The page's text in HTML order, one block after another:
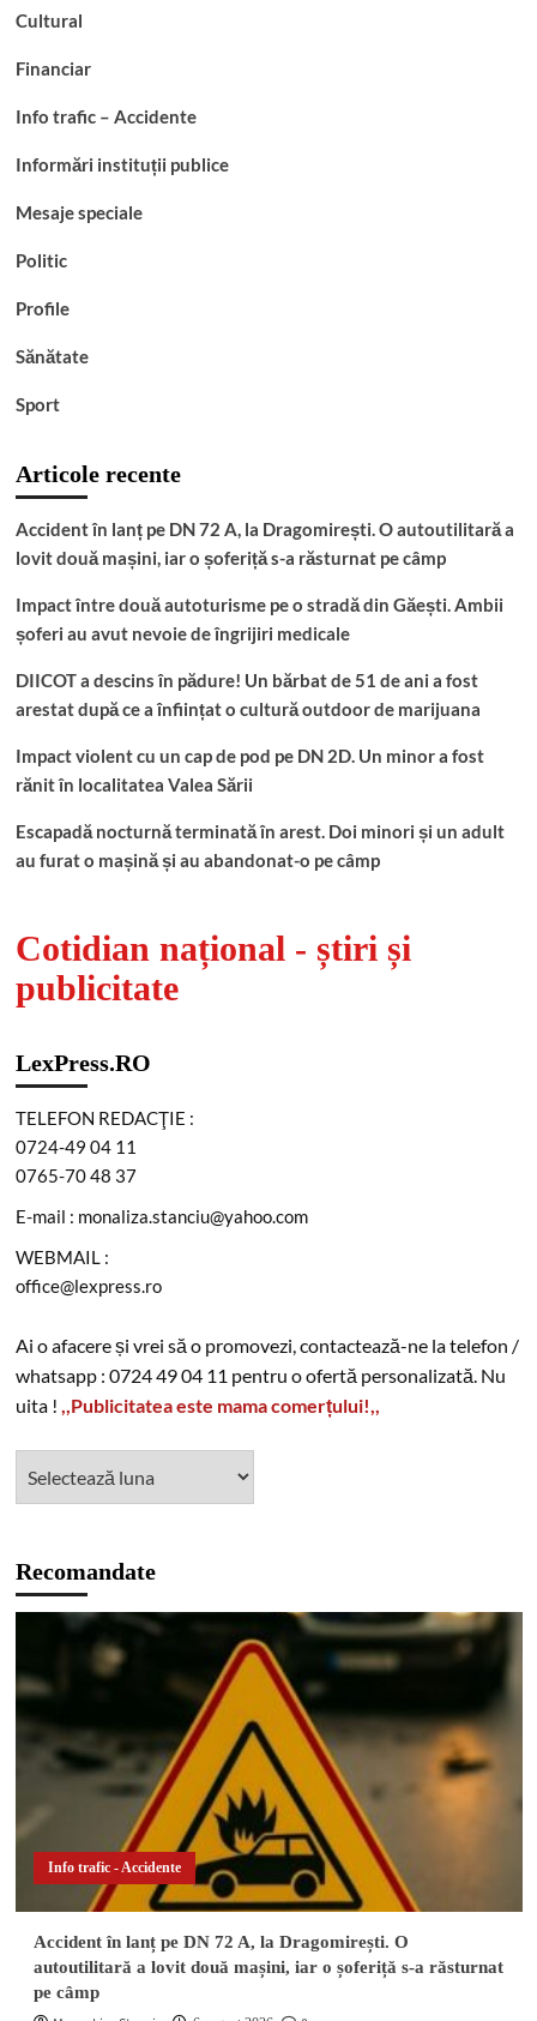
Cultural
Financiar
Info trafic – Accidente
Informări instituții publice
Mesaje speciale
Politic
Profile
Sănătate
Sport
Articole recente
Accident în lanț pe DN 72 A, la Dragomirești. O autoutilitară a
lovit două mașini, iar o șoferiță s-a răsturnat pe câmp
Impact între două autoturisme pe o stradă din Găești. Ambii
șoferi au avut nevoie de îngrijiri medicale
DIICOT a descins în pădure! Un bărbat de 51 de ani a fost
arestat după ce a înființat o cultură outdoor de marijuana
Impact violent cu un cap de pod pe DN 2D. Un minor a fost
rănit în localitatea Valea Sării
Escapadă nocturnă terminată în arest. Doi minori și un adult
au furat o mașină și au abandonat-o pe câmp
Cotidian național - știri și
publicitate
LexPress.RO
TELEFON REDACŢIE :
0724-49 04 11
0765-70 48 37
E-mail : monaliza.stanciu@yahoo.com
WEBMAIL :
office@lexpress.ro
Ai o afacere și vrei să o promovezi, contactează-ne la telefon /
whatsapp : 0724 49 04 11 pentru o ofertă personalizată. Nu
uita ! ,,Publicitatea este mama comerțului!,,
Recomandate
Info trafic - Accidente
Accident în lanț pe DN 72 A, la Dragomirești. O
autoutilitară a lovit două mașini, iar o șoferiță s-a răsturnat
pe câmp